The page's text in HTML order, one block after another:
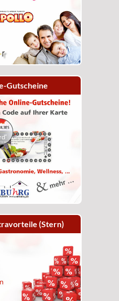
Gutscheine
(Stern)